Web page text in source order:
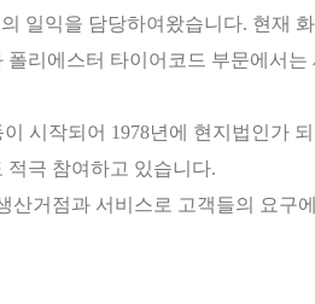
일익을 담당하여왔습니다. 현재
리에스터 타이어코드 부문에서
시작되어 1978년에 현지법인가
극 참여하고 있습니다.
거점과 서비스로 고객들의 요구